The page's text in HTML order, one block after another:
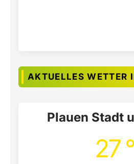
AKTUELLES WETTER
Plauen Stadt
27 °